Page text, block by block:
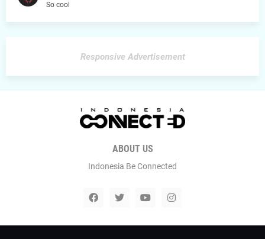
So cool
Responsive Advertisement
ABOUT US
Indonesia Be Connected